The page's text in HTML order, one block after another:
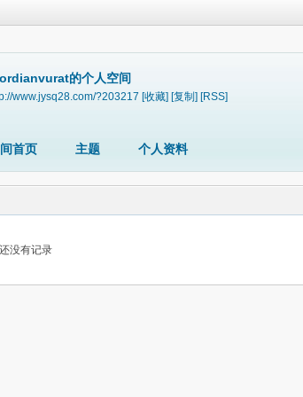
的个人空间
www.jysq28.com/?203217 [收藏] [复制] [RSS]
首页 主题 个人资料
没有记录